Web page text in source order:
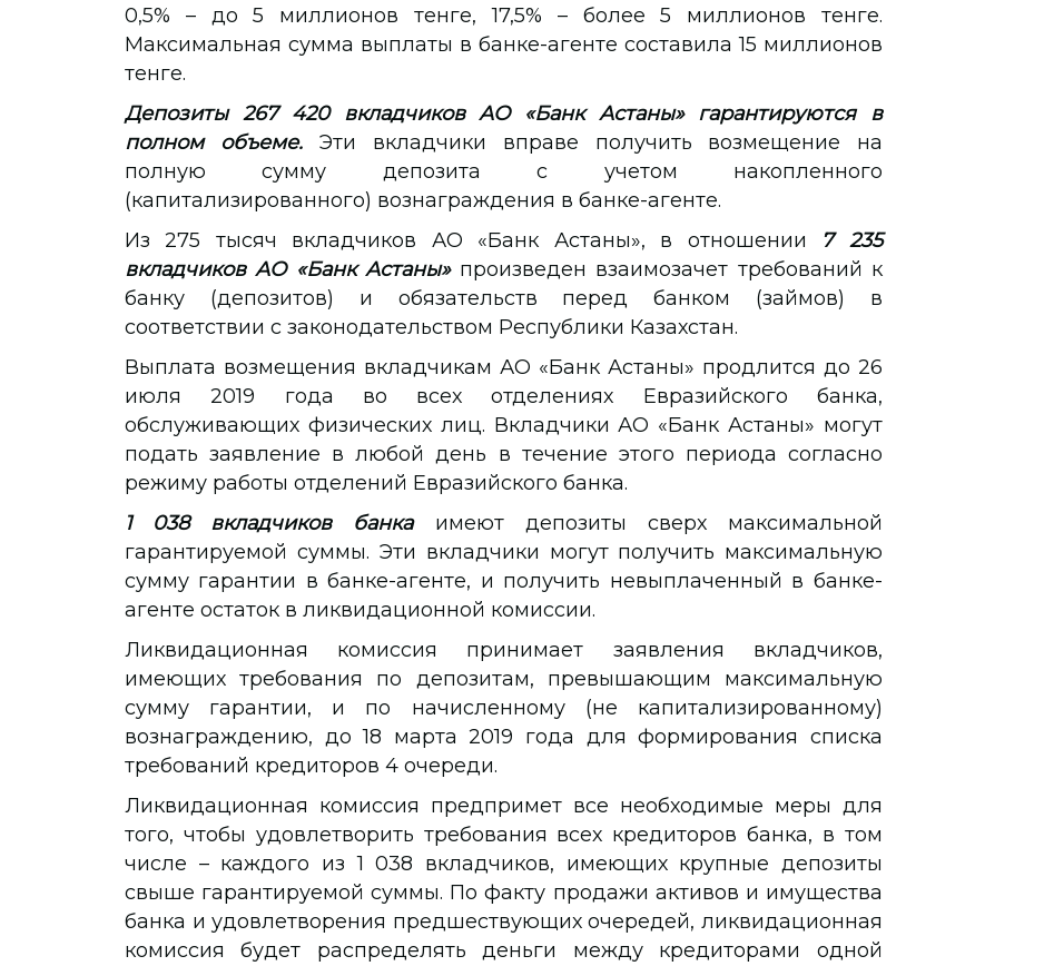
0,5% – до 5 миллионов тенге, 17,5% – более 5 миллионов тенге.
Максимальная сумма выплаты в банке-агенте составила 15 миллионов
тенге.
Депозиты 267 420 вкладчиков АО «Банк Астаны» гарантируются в
полном объеме.
Эти вкладчики вправе получить возмещение на
полную сумму депозита с учетом накопленного
(капитализированного) вознаграждения в банке-агенте.
Из 275 тысяч вкладчиков АО «Банк Астаны», в отношении 7 235
вкладчиков АО «Банк Астаны» произведен взаимозачет требований к
банку (депозитов) и обязательств перед банком (займов) в
соответствии с законодательством Республики Казахстан.
Выплата возмещения вкладчикам АО «Банк Астаны» продлится до 26
июля 2019 года во всех отделениях Евразийского банка,
обслуживающих физических лиц. Вкладчики АО «Банк Астаны» могут
подать заявление в любой день в течение этого периода согласно
режиму работы отделений Евразийского банка.
1 038 вкладчиков банка имеют депозиты сверх максимальной
гарантируемой суммы. Эти вкладчики могут получить максимальную
сумму гарантии в банке-агенте, и получить невыплаченный в банке-
агенте остаток в ликвидационной комиссии.
Ликвидационная комиссия принимает заявления вкладчиков,
имеющих требования по депозитам, превышающим максимальную
сумму гарантии, и по начисленному (не капитализированному)
вознаграждению, до 18 марта 2019 года для формирования списка
требований кредиторов 4 очереди.
Ликвидационная комиссия предпримет все необходимые меры для
того, чтобы удовлетворить требования всех кредиторов банка, в том
числе – каждого из 1 038 вкладчиков, имеющих крупные депозиты
свыше гарантируемой суммы. По факту продажи активов и имущества
банка и удовлетворения предшествующих очередей, ликвидационная
комиссия будет распределять деньги между кредиторами одной